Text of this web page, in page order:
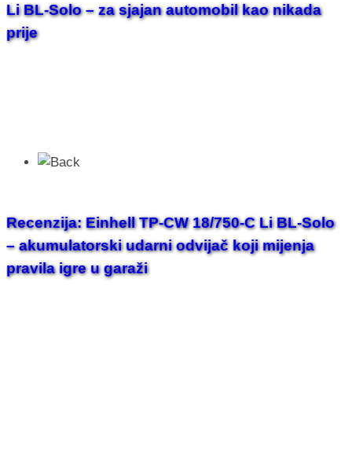
Li BL-Solo – za sjajan automobil kao nikada
prije
Recenzija: Einhell TP-CW 18/750-C Li BL-Solo
– akumulatorski udarni odvijač koji mijenja
pravila igre u garaži